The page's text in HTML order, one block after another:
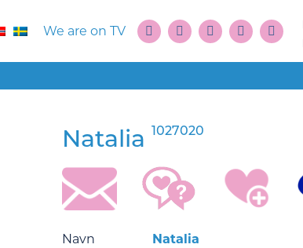
We are on TV
Natalia 1027020
Navn
Natalia